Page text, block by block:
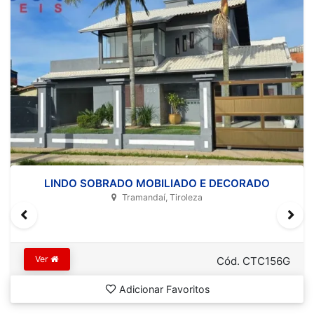
LINDO SOBRADO MOBILIADO E DECORADO
Tramandaí, Tiroleza
Ver Cód. CTC156G
Adicionar Favoritos